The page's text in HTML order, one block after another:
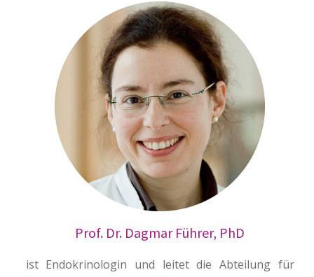
Prof. Dr. Dagmar Führer, PhD
ist Endokrinologin und leitet die Abteilung für